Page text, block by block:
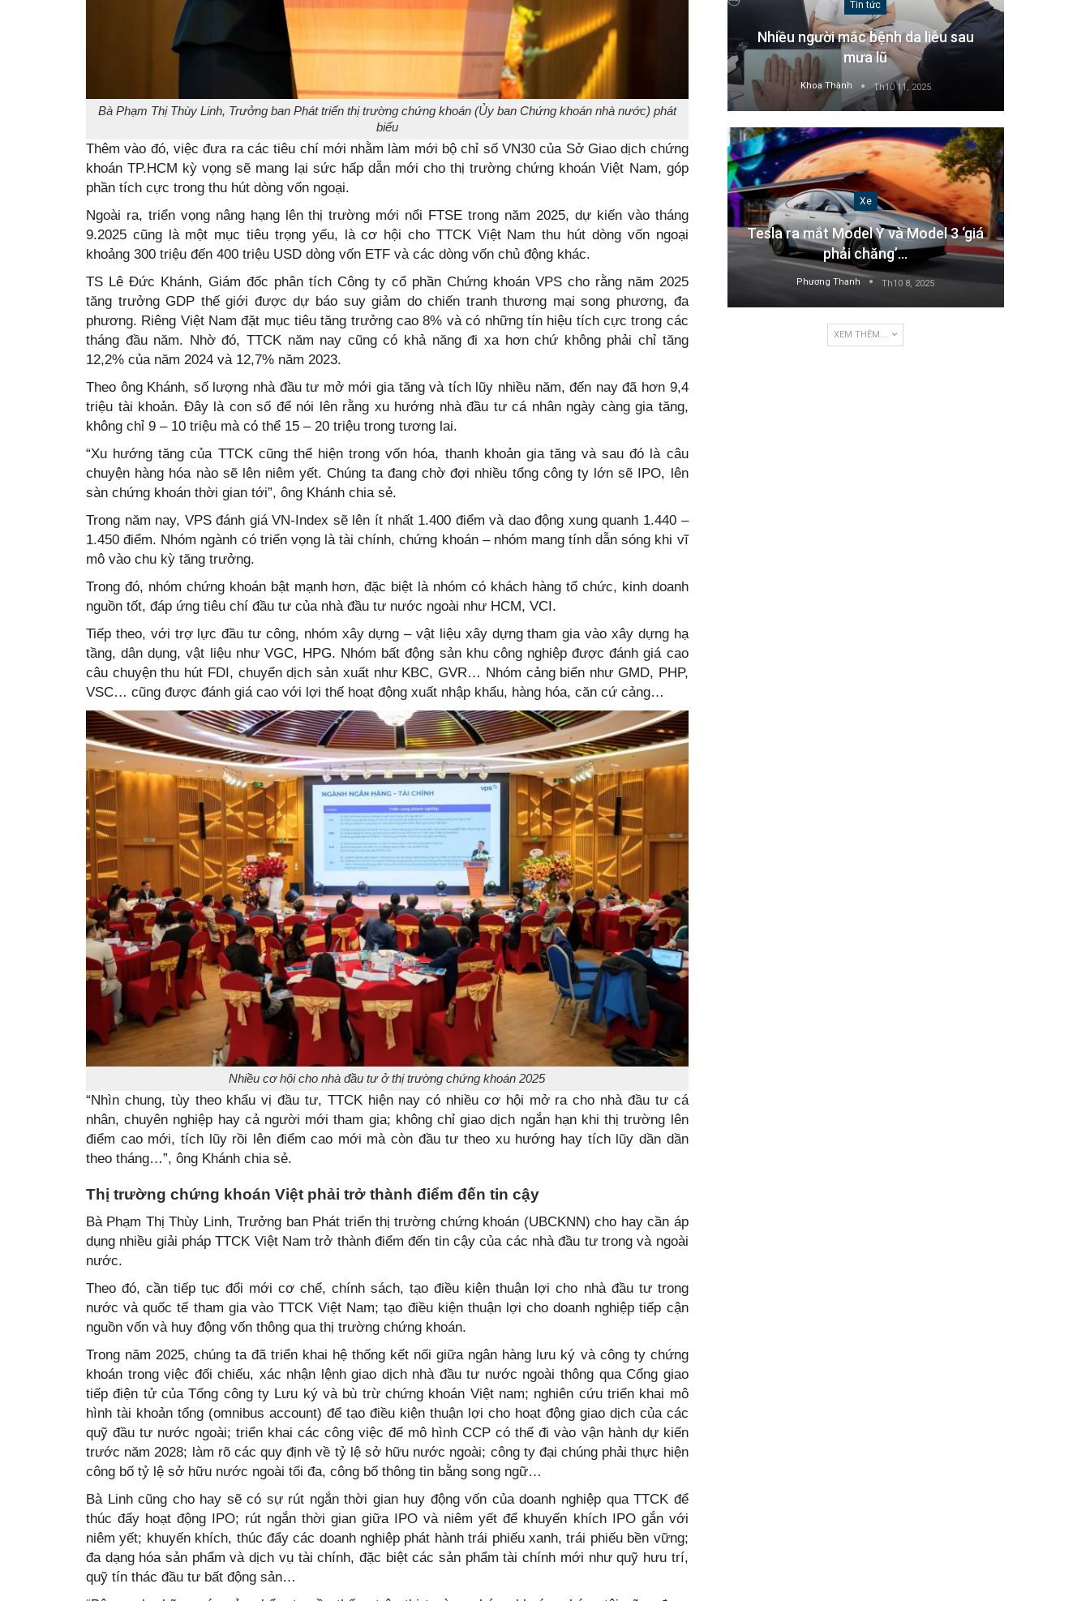
Bà Phạm Thị Thùy Linh, Trưởng ban Phát triển thị trường chứng khoán (Ủy ban Chứng khoán nhà nước) phát
biểu
Thêm vào đó, việc đưa ra các tiêu chí mới nhằm làm mới bộ chỉ số VN30 của Sở Giao dịch chứng
khoán TP.HCM kỳ vọng sẽ mang lại sức hấp dẫn mới cho thị trường chứng khoán Việt Nam, góp
phần tích cực trong thu hút dòng vốn ngoại.
Ngoài ra, triển vọng nâng hạng lên thị trường mới nổi FTSE trong năm 2025, dự kiến vào tháng
9.2025 cũng là một mục tiêu trọng yếu, là cơ hội cho TTCK Việt Nam thu hút dòng vốn ngoại
khoảng 300 triệu đến 400 triệu USD dòng vốn ETF và các dòng vốn chủ động khác.
TS Lê Đức Khánh, Giám đốc phân tích Công ty cổ phần Chứng khoán VPS cho rằng năm 2025
tăng trưởng GDP thế giới được dự báo suy giảm do chiến tranh thương mại song phương, đa
phương. Riêng Việt Nam đặt mục tiêu tăng trưởng cao 8% và có những tín hiệu tích cực trong các
tháng đầu năm. Nhờ đó, TTCK năm nay cũng có khả năng đi xa hơn chứ không phải chỉ tăng
12,2% của năm 2024 và 12,7% năm 2023.
Theo ông Khánh, số lượng nhà đầu tư mở mới gia tăng và tích lũy nhiều năm, đến nay đã hơn 9,4
triệu tài khoản. Đây là con số để nói lên rằng xu hướng nhà đầu tư cá nhân ngày càng gia tăng,
không chỉ 9 – 10 triệu mà có thể 15 – 20 triệu trong tương lai.
“Xu hướng tăng của TTCK cũng thể hiện trong vốn hóa, thanh khoản gia tăng và sau đó là câu
chuyện hàng hóa nào sẽ lên niêm yết. Chúng ta đang chờ đợi nhiều tổng công ty lớn sẽ IPO, lên
sàn chứng khoán thời gian tới”, ông Khánh chia sẻ.
Trong năm nay, VPS đánh giá VN-Index sẽ lên ít nhất 1.400 điểm và dao động xung quanh 1.440 –
1.450 điểm. Nhóm ngành có triển vọng là tài chính, chứng khoán – nhóm mang tính dẫn sóng khi vĩ
mô vào chu kỳ tăng trưởng.
Trong đó, nhóm chứng khoán bật mạnh hơn, đặc biệt là nhóm có khách hàng tổ chức, kinh doanh
nguồn tốt, đáp ứng tiêu chí đầu tư của nhà đầu tư nước ngoài như HCM, VCI.
Tiếp theo, với trợ lực đầu tư công, nhóm xây dựng – vật liệu xây dựng tham gia vào xây dựng hạ
tầng, dân dụng, vật liệu như VGC, HPG. Nhóm bất động sản khu công nghiệp được đánh giá cao
câu chuyện thu hút FDI, chuyển dịch sản xuất như KBC, GVR… Nhóm cảng biển như GMD, PHP,
VSC… cũng được đánh giá cao với lợi thế hoạt động xuất nhập khẩu, hàng hóa, căn cứ cảng…
Nhiều cơ hội cho nhà đầu tư ở thị trường chứng khoán 2025
“Nhìn chung, tùy theo khẩu vị đầu tư, TTCK hiện nay có nhiều cơ hội mở ra cho nhà đầu tư cá
nhân, chuyên nghiệp hay cả người mới tham gia; không chỉ giao dịch ngắn hạn khi thị trường lên
điểm cao mới, tích lũy rồi lên điểm cao mới mà còn đầu tư theo xu hướng hay tích lũy dần dần
theo tháng…”, ông Khánh chia sẻ.
Thị trường chứng khoán Việt phải trở thành điểm đến tin cậy
Bà Phạm Thị Thùy Linh, Trưởng ban Phát triển thị trường chứng khoán (UBCKNN) cho hay cần áp
dụng nhiều giải pháp TTCK Việt Nam trở thành điểm đến tin cậy của các nhà đầu tư trong và ngoài
nước.
Theo đó, cần tiếp tục đổi mới cơ chế, chính sách, tạo điều kiện thuận lợi cho nhà đầu tư trong
nước và quốc tế tham gia vào TTCK Việt Nam; tạo điều kiện thuận lợi cho doanh nghiệp tiếp cận
nguồn vốn và huy động vốn thông qua thị trường chứng khoán.
Trong năm 2025, chúng ta đã triển khai hệ thống kết nối giữa ngân hàng lưu ký và công ty chứng
khoán trong việc đối chiếu, xác nhận lệnh giao dịch nhà đầu tư nước ngoài thông qua Cổng giao
tiếp điện tử của Tổng công ty Lưu ký và bù trừ chứng khoán Việt nam; nghiên cứu triển khai mô
hình tài khoản tổng (omnibus account) để tạo điều kiện thuận lợi cho hoạt động giao dịch của các
quỹ đầu tư nước ngoài; triển khai các công việc để mô hình CCP có thể đi vào vận hành dự kiến
trước năm 2028; làm rõ các quy định về tỷ lệ sở hữu nước ngoài; công ty đại chúng phải thực hiện
công bố tỷ lệ sở hữu nước ngoài tối đa, công bố thông tin bằng song ngữ…
Bà Linh cũng cho hay sẽ có sự rút ngắn thời gian huy động vốn của doanh nghiệp qua TTCK để
thúc đẩy hoạt động IPO; rút ngắn thời gian giữa IPO và niêm yết để khuyến khích IPO gắn với
niêm yết; khuyến khích, thúc đẩy các doanh nghiệp phát hành trái phiếu xanh, trái phiếu bền vững;
đa dạng hóa sản phẩm và dịch vụ tài chính, đặc biệt các sản phẩm tài chính mới như quỹ hưu trí,
quỹ tín thác đầu tư bất động sản…
Tin tức
Nhiều người mắc bệnh da liễu sau
mưa lũ
Khoa Thành Th10 11, 2025
Xe
Tesla ra mắt Model Y và Model 3 ‘giá
phải chăng’…
Phương Thanh Th10 8, 2025
XEM THÊM...